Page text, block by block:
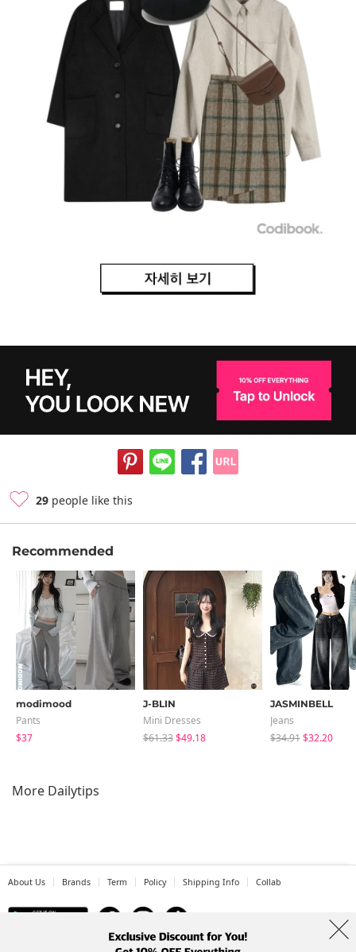
29 people like this
Recommended
modimood
Pants
$37
J-BLIN
Mini Dresses
$61.33$49.18
JASMINBELL
Jeans
$34.91$32.20
More Dailytips
About Us Brands Term Policy Shipping Info Collab
Address: A-301, 114, Gasan digital 2-ro, Geumcheon-gu, Seoul